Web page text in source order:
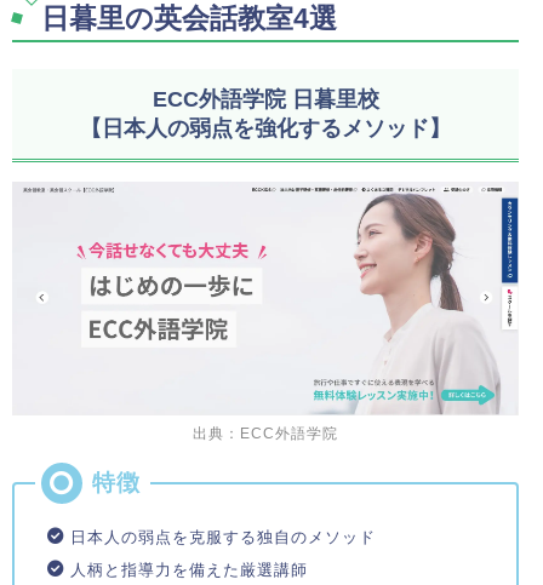
日暮里の英会話教室4選
ECC外語学院 日暮里校
【日本人の弱点を強化するメソッド】
出典：ECC外語学院
日本人の弱点を克服する独自のメソッド
人柄と指導力を備えた厳選講師